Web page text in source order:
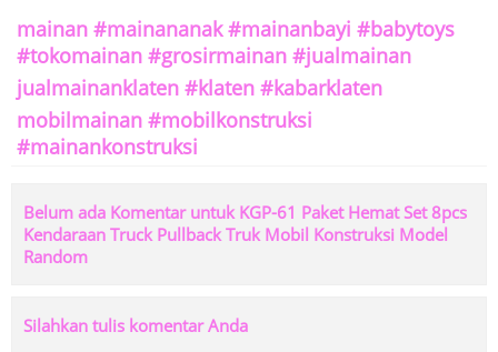
mainan #mainananak #mainanbayi #babytoys
#tokomainan #grosirmainan #jualmainan
jualmainanklaten #klaten #kabarklaten
mobilmainan #mobilkonstruksi
#mainankonstruksi
Belum ada Komentar untuk KGP-61 Paket Hemat Set 8pcs
Kendaraan Truck Pullback Truk Mobil Konstruksi Model
Random
Silahkan tulis komentar Anda